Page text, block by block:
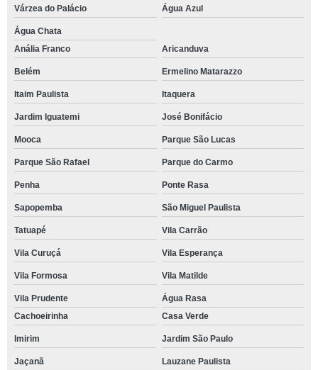
Várzea do Palácio Água Azul
Água Chata
Anália Franco
Aricanduva
Belém Ermelino Matarazzo
Itaim Paulista Itaquera
Jardim Iguatemi José Bonifácio
Mooca Parque São Lucas
Parque São Rafael Parque do Carmo
Penha Ponte Rasa
Sapopemba São Miguel Paulista
Tatuapé Vila Carrão
Vila Curuçá Vila Esperança
Vila Formosa Vila Matilde
Vila Prudente
Água Rasa
Cachoeirinha
Casa Verde
Imirim Jardim São Paulo
Jaçanã Lauzane Paulista